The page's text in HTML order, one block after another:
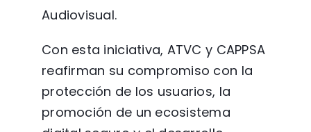
Audiovisual.
Con esta iniciativa, ATVC y CAPPSA
reafirman su compromiso con la
protección de los usuarios, la
promoción de un ecosistema